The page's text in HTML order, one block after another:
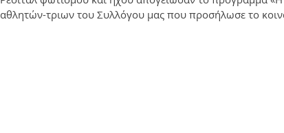
αθλητών-τριων του Συλλόγου μας που προσήλωσε το